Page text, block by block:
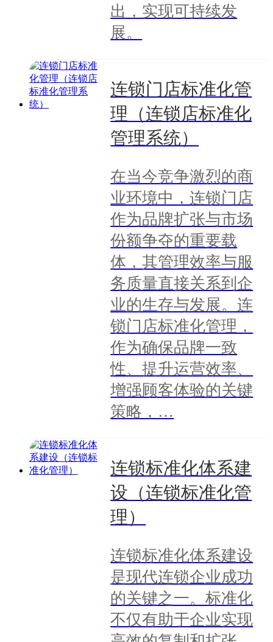
出，实现可持续发
展。
连锁门店标准化管
理（连锁店标准化
管理系统）
在当今竞争激烈的商
业环境中，连锁门店
作为品牌扩张与市场
份额争夺的重要载
体，其管理效率与服
务质量直接关系到企
业的生存与发展。连
锁门店标准化管理，
作为确保品牌一致
性、提升运营效率、
增强顾客体验的关键
策略，…
连锁标准化体系建
设（连锁标准化管
理）
连锁标准化体系建设
是现代连锁企业成功
的关键之一。标准化
不仅有助于企业实现